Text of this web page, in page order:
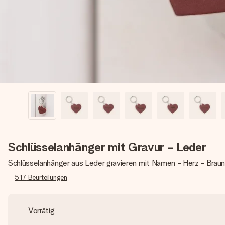
Schlüsselanhänger mit Gravur - Leder
Schlüsselanhänger aus Leder gravieren mit Namen - Herz - Braun
517 Beurteilungen
Vorrätig